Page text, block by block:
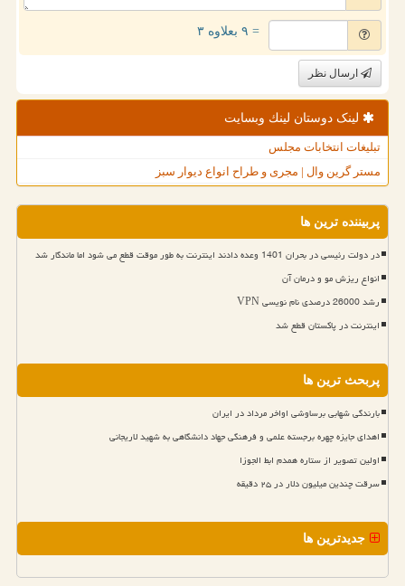
= ۹ بعلاوه ۳
ارسال نظر
لینک دوستان لینك وبسایت
تبلیغات انتخابات مجلس
مستر گرین وال | مجری و طراح انواع دیوار سبز
پربیننده ترین ها
در دولت رئیسی در بحران 1401 وعده دادند اینترنت به طور موقت قطع می شود اما ماندگار شد
انواع ریزش مو و درمان آن
رشد 26000 درصدی نام نویسی VPN
اینترنت در پاکستان قطع شد
پربحث ترین ها
بارندگی شهابی برساوشی اواخر مرداد در ایران
اهدای جایزه چهره برجسته علمی و فرهنگی جهاد دانشگاهی به شهید لاریجانی
اولین تصویر از ستاره همدم ابط الجوزا
سرقت چندین میلیون دلار در ۲۵ دقیقه
جدیدترین ها